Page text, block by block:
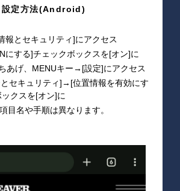
設定方法(Android)
とセキュリティ]にアクセス
にする]チェックボックスを[オン]に
あげ、MENUキー→[設定]にアクセス
セキュリティ]→[位置情報を有効にす
クスを[オン]に
目名や手順は異なります。